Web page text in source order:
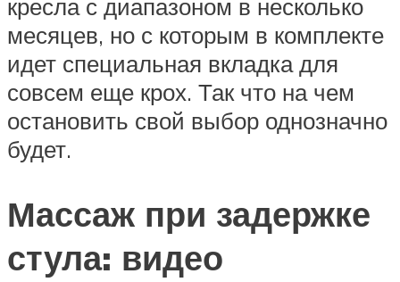
кресла с диапазоном в несколько
месяцев, но с которым в комплекте
идет специальная вкладка для
совсем еще крох. Так что на чем
остановить свой выбор однозначно
будет.
Массаж при задержке
стула: видео